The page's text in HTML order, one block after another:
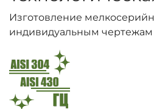
Изготовление
индивидуальным